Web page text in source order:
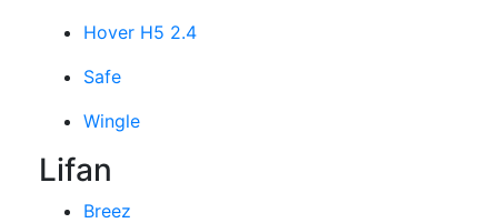
Hover H5 2.4
Safe
Wingle
Lifan
Breez